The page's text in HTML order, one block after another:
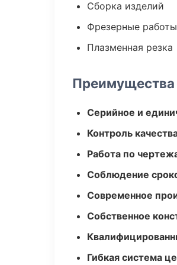
Сборка изделий
Фрезерные работы
Плазменная резка
Преимущества
Серийное и
Контроль
Работа по
Соблюдение
Современное
Собственное
Гибкая система